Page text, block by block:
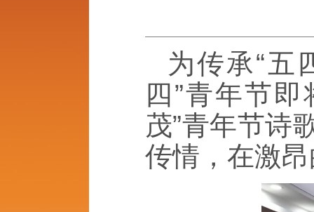
为传承“五
四”青年节
茂”青年节诗
传情，在激